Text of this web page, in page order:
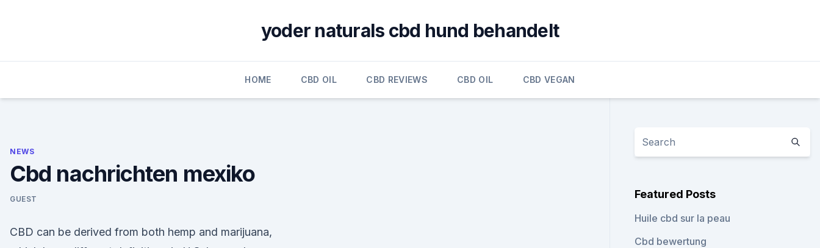
yoder naturals cbd hund behandelt
HOME CBD OIL CBD REVIEWS CBD OIL CBD VEGAN
NEWS
Cbd nachrichten mexiko
GUEST
CBD can be derived from both hemp and marijuana,
Featured Posts
Huile cbd sur la peau
Cbd bewertung